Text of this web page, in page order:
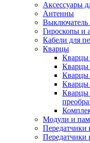
Аксессуары
Антенны
Выключатель
Гироскопы и
Кабели для
Кварцы
Кварцы
Кварцы
Кварцы
Кварцы
Кварцы
Модули и
Передатчики
Передатчики